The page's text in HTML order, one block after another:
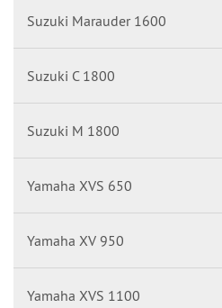
Suzuki Marauder 1600
Suzuki C 1800
Suzuki M 1800
Yamaha XVS 650
Yamaha XV 950
Yamaha XVS 1100